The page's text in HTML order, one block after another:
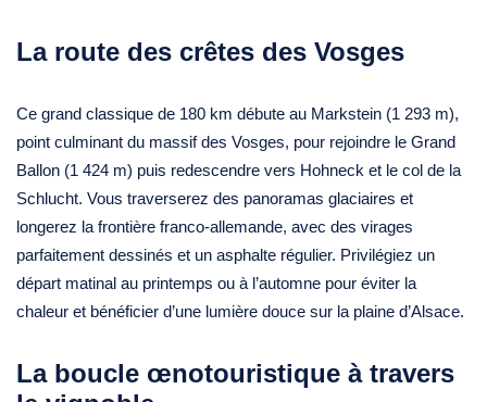
La route des crêtes des Vosges
Ce grand classique de 180 km débute au Markstein (1 293 m),
point culminant du massif des Vosges, pour rejoindre le Grand
Ballon (1 424 m) puis redescendre vers Hohneck et le col de la
Schlucht. Vous traverserez des panoramas glaciaires et
longerez la frontière franco-allemande, avec des virages
parfaitement dessinés et un asphalte régulier. Privilégiez un
départ matinal au printemps ou à l’automne pour éviter la
chaleur et bénéficier d’une lumière douce sur la plaine d’Alsace.
La boucle œnotouristique à travers